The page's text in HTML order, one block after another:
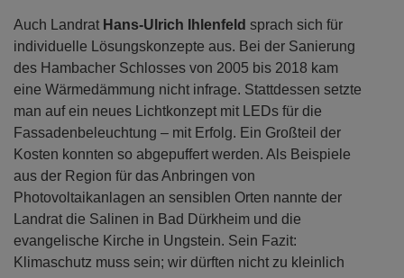
Auch Landrat Hans-Ulrich Ihlenfeld sprach sich für
individuelle Lösungskonzepte aus. Bei der Sanierung
des Hambacher Schlosses von 2005 bis 2018 kam
eine Wärmedämmung nicht infrage. Stattdessen setzte
man auf ein neues Lichtkonzept mit LEDs für die
Fassadenbeleuchtung – mit Erfolg. Ein Großteil der
Kosten konnten so abgepuffert werden. Als Beispiele
aus der Region für das Anbringen von
Photovoltaikanlagen an sensiblen Orten nannte der
Landrat die Salinen in Bad Dürkheim und die
evangelische Kirche in Ungstein. Sein Fazit:
Klimaschutz muss sein; wir dürften nicht zu kleinlich